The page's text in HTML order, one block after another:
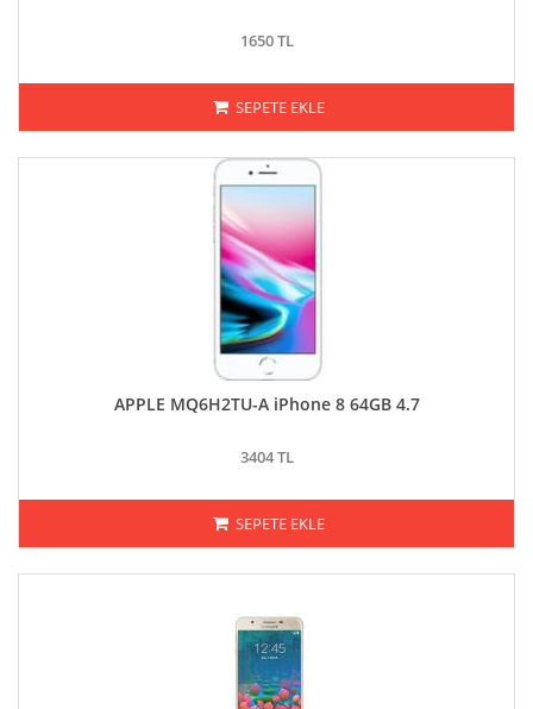
1650 TL
SEPETE EKLE
APPLE MQ6H2TU-A iPhone 8 64GB 4.7
3404 TL
SEPETE EKLE